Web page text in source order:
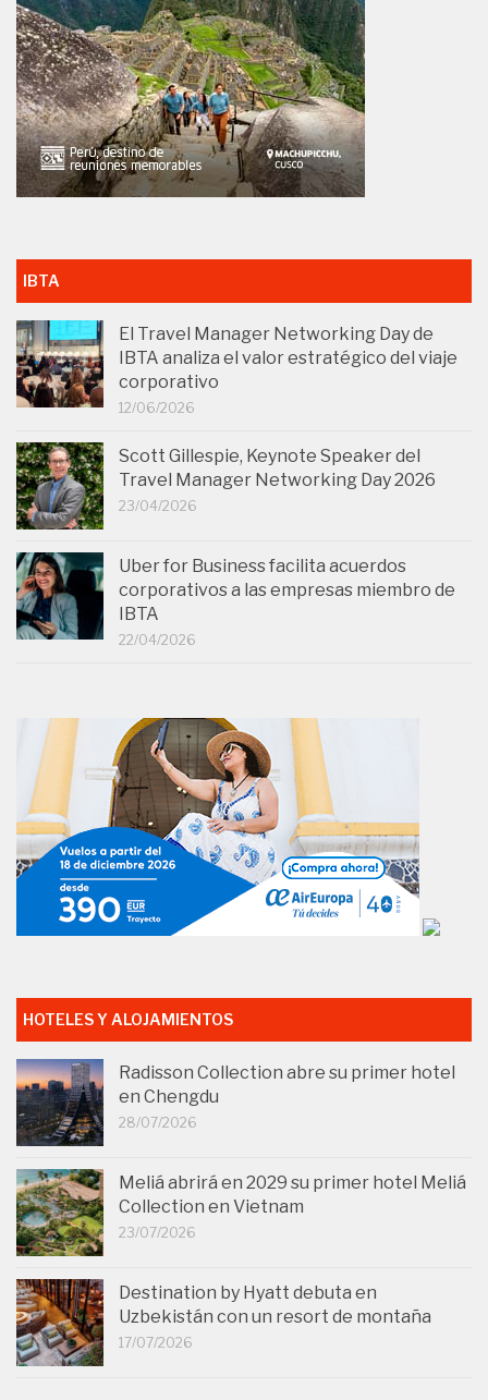
IBTA
El Travel Manager Networking Day de
IBTA analiza el valor estratégico del viaje
corporativo
12/06/2026
Scott Gillespie, Keynote Speaker del
Travel Manager Networking Day 2026
23/04/2026
Uber for Business facilita acuerdos
corporativos a las empresas miembro de
IBTA
22/04/2026
HOTELES Y ALOJAMIENTOS
Radisson Collection abre su primer hotel
en Chengdu
28/07/2026
Meliá abrirá en 2029 su primer hotel Meliá
Collection en Vietnam
23/07/2026
Destination by Hyatt debuta en
Uzbekistán con un resort de montaña
17/07/2026